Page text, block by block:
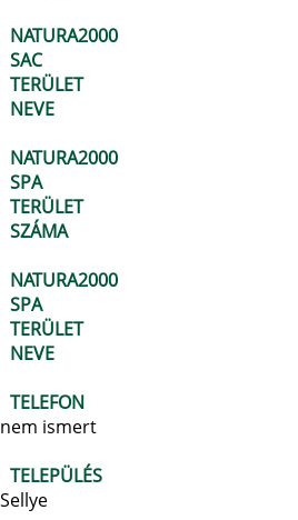
NATURA2000
SAC
TERÜLET
NEVE
NATURA2000
SPA
TERÜLET
SZÁMA
NATURA2000
SPA
TERÜLET
NEVE
TELEFON
nem ismert
TELEPÜLÉS
Sellye